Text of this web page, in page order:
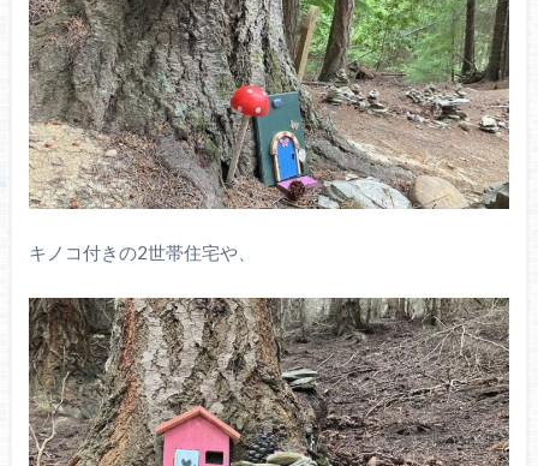
キノコ付きの2世帯住宅や、